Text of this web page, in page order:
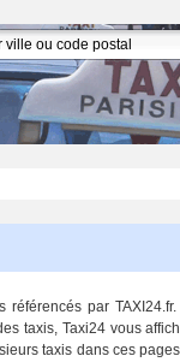
par
taxis, Taxi24 vous
taxis dans ces